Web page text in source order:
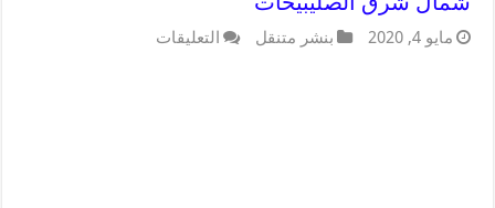
مايو 4, 2020 بنشر متنقل التعليقات